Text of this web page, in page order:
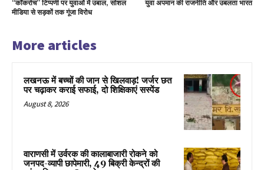
“कॉकरोच” टिप्पणी पर युवाओं में उबाल, सोशल
मीडिया से सड़कों तक गूंजा विरोध
युवा अपमान की राजनीति और उबलता भारत
More articles
लखनऊ में बच्चों की जान से खिलवाड़! जर्जर छत
पर चढ़ाकर कराई सफाई, दो शिक्षिकाएं सस्पेंड
August 8, 2026
वाराणसी में उर्वरक की कालाबाजारी रोकने को
जनपद-व्यापी छापेमारी, 49 बिक्री केन्द्रों की